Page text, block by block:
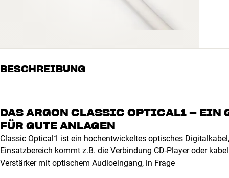
BESCHREIBUNG
DAS ARGON CLASSIC OPTICAL1 – EIN
FÜR GUTE ANLAGEN
Classic Optical1 ist ein hochentwickeltes optisches
Einsatzbereich kommt z.B. die Verbindung CD-Player oder
Verstärker mit optischem Audioeingang, in Frage